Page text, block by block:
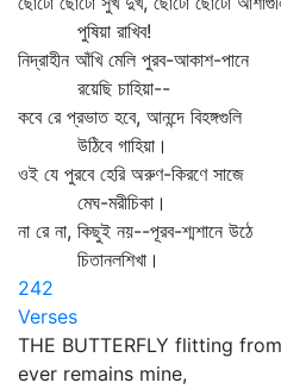
পুষিয়া রাখিব!
নিদ্রাহীন আঁখি মেলি পুরব-আকাশ-পানে
রয়েছি চাহিয়া--
কবে রে প্রভাত হবে, আনন্দে বিহঙ্গগুলি
উঠিবে গাহিয়া।
ওই যে পুরবে হেরি অরুণ-কিরণে সাজে
মেঘ-মরীচিকা।
না রে না, কিছুই নয়--পূরব-শ্মশানে উঠে
চিতানলশিখা।
242
Verses
THE BUTTERFLY flitting
ever remains mine,